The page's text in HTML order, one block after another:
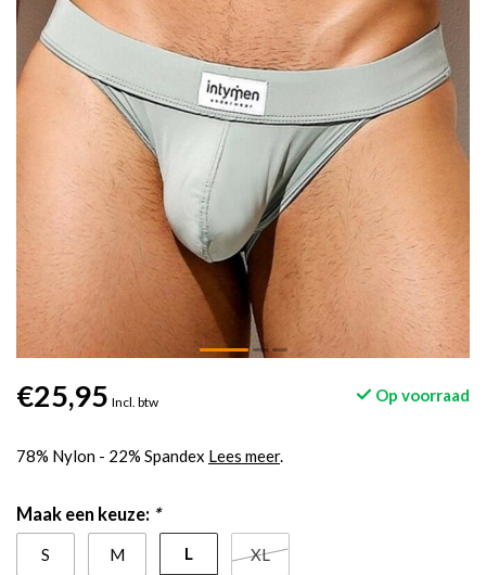
€25,95 Incl. btw Op voorraad
78% Nylon - 22% Spandex Lees meer.
Maak een keuze: *
S M L XL